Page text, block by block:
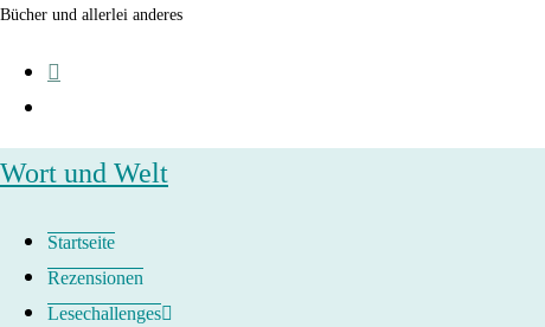
Zum
springen
Bücher und allerlei anderes
Wort und Welt
Startseite
Rezensionen
Lesechallenges